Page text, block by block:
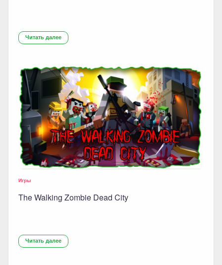
Читать далее
Игры
The Walking Zombie Dead City
Читать далее